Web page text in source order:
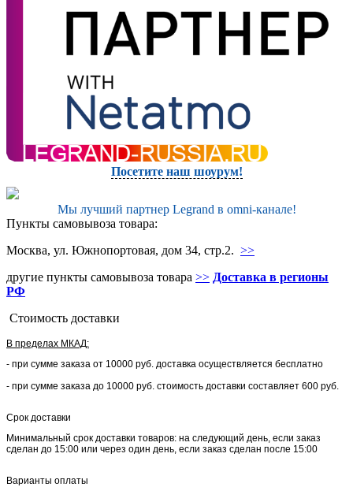
Посетите наш шоурум!
Мы лучший партнер Legrand в omni-канале!
Пункты самовывоза товара:
Москва, ул. Южнопортовая, дом 34, стр.2. >>
другие пункты самовывоза товара >> Доставка в регионы
РФ
Стоимость доставки
В пределах МКАД:
- при сумме заказа от 10000 руб. доставка осуществляется бесплатно
- при сумме заказа до 10000 руб. стоимость доставки составляет 600 руб.
Срок доставки
Минимальный срок доставки товаров: на следующий день, если заказ
сделан до 15:00 или через один день, если заказ сделан после 15:00
Варианты оплаты